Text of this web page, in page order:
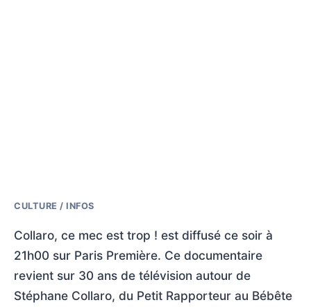
CULTURE / INFOS
Collaro, ce mec est trop ! est diffusé ce soir à
21h00 sur Paris Première. Ce documentaire
revient sur 30 ans de télévision autour de
Stéphane Collaro, du Petit Rapporteur au Bébête